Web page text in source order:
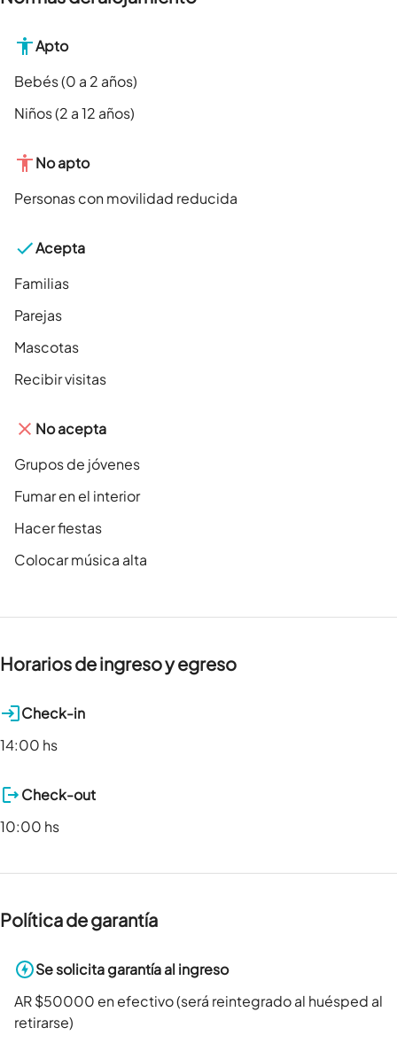
Apto
Bebés (0 a 2 años)
Niños (2 a 12 años)
No apto
Personas con movilidad reducida
Acepta
Familias
Parejas
Mascotas
Recibir visitas
No acepta
Grupos de jóvenes
Fumar en el interior
Hacer fiestas
Colocar música alta
Horarios de ingreso y egreso
Check-in
14:00 hs
Check-out
10:00 hs
Política de garantía
Se solicita garantía al ingreso
AR $50000 en efectivo (será reintegrado al huésped al
retirarse)